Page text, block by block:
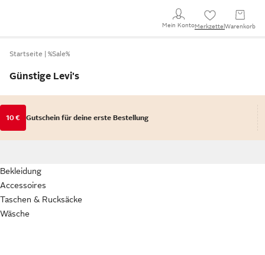
Mein KontoMerkzettel Warenkorb
Startseite %Sale%
Günstige Levi's
10 € Gutschein für deine erste Bestellung
Bekleidung
Accessoires
Taschen & Rucksäcke
Wäsche